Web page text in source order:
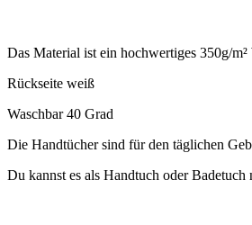
Das Material ist ein hochwertiges 350g/
Rückseite weiß
Waschbar 40 Grad
Die Handtücher sind für den täglichen
Du kannst es als Handtuch oder Badetuch